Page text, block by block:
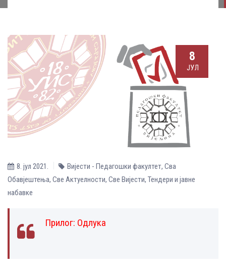
8
ЈУЛ
8. јул 2021. Вијести - Педагошки факултет, Сва
Обавјештења, Све Aктуелности, Све Вијести, Тендери и јавне
набавке
Прилог: Одлука